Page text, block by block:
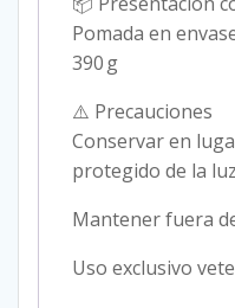
Pomada en
390 g
⚠️ Precauciones
Conservar en
protegido de la luz
Mantener fuera
Uso exclusivo